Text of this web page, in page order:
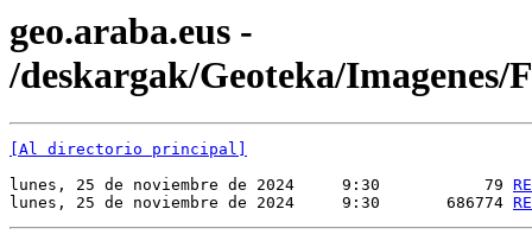
geo.araba.eus -
/deskargak/Geoteka/Imagenes/
[Al directorio principal]
lunes, 25 de noviembre de 2024     9:30           79
lunes, 25 de noviembre de 2024     9:30       686774